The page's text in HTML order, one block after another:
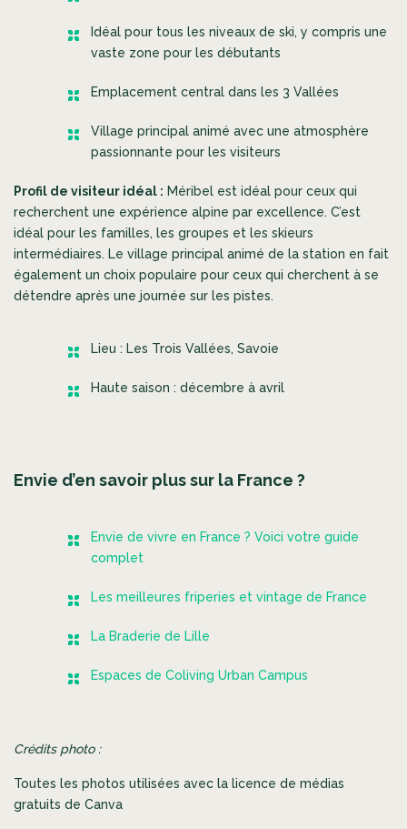
Idéal pour tous les niveaux de ski, y compris une
vaste zone pour les débutants
Emplacement central dans les 3 Vallées
Village principal animé avec une atmosphère
passionnante pour les visiteurs
Profil de visiteur idéal : Méribel est idéal pour ceux qui
recherchent une expérience alpine par excellence. C’est
idéal pour les familles, les groupes et les skieurs
intermédiaires. Le village principal animé de la station en fait
également un choix populaire pour ceux qui cherchent à se
détendre après une journée sur les pistes.
Lieu : Les Trois Vallées, Savoie
Haute saison : décembre à avril
Envie d’en savoir plus sur la France ?
Envie de vivre en France ? Voici votre guide
complet
Les meilleures friperies et vintage de France
La Braderie de Lille
Espaces de Coliving Urban Campus
Crédits photo :
Toutes les photos utilisées avec la licence de médias
gratuits de Canva